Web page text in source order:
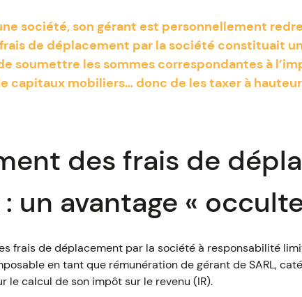
société, son gérant est personnellement
de déplacement par la société constituait
soumettre les sommes correspondantes à
capitaux mobiliers… donc de les taxer à
des frais de
un avantage «
frais de déplacement par la société à responsabilité
en tant que rémunération de gérant de SARL,
le calcul de son impôt sur le revenu (IR).